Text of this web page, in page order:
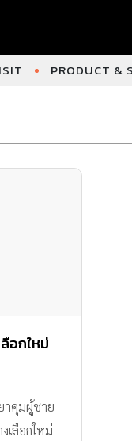
PRODUCT &
อกใหม่
าคุมผู้ชาย
เลือกใหม่